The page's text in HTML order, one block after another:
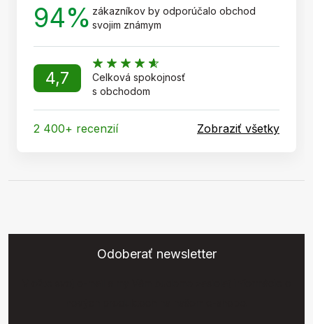
94% zákazníkov by odporúčalo obchod
svojim známym
4,7
Celková spokojnosť
s obchodom
2 400+ recenzií Zobraziť všetky
Odoberať newsletter